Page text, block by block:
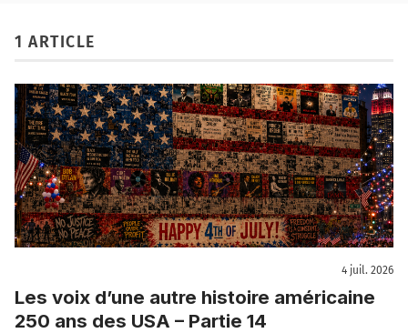
1 ARTICLE
4 juil. 2026
Les voix d’une autre histoire américaine
250 ans des USA – Partie 14